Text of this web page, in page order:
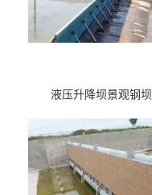
液压升降坝景观钢坝